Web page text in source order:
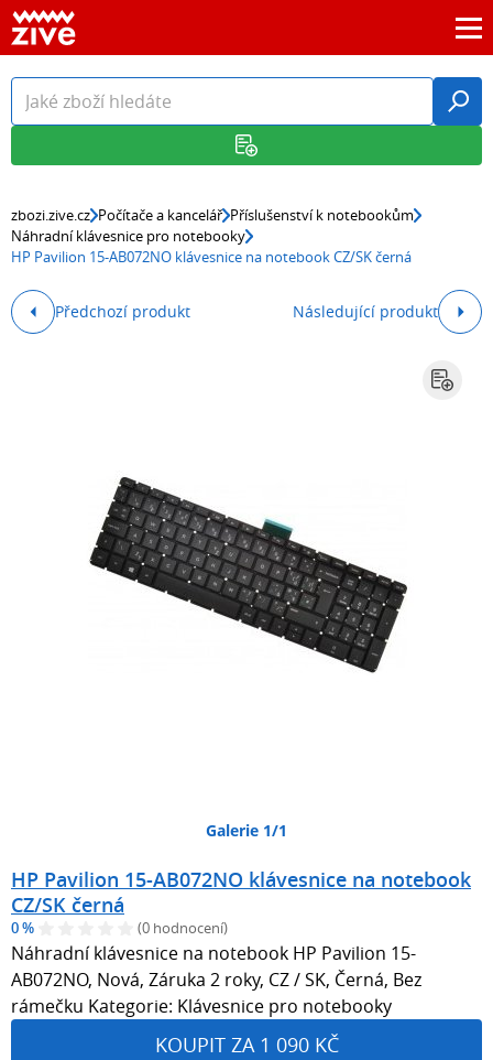
zbozi.zive.cz Počítače a kancelář Příslušenství k notebookům
Náhradní klávesnice pro notebooky
HP Pavilion 15-AB072NO klávesnice na notebook CZ/SK černá
Předchozí produkt Následující produkt
Galerie 1/1
HP Pavilion 15-AB072NO klávesnice na notebook
CZ/SK černá
0 % (0 hodnocení)
Náhradní klávesnice na notebook HP Pavilion 15-
AB072NO, Nová, Záruka 2 roky, CZ / SK, Černá, Bez
rámečku Kategorie: Klávesnice pro notebooky
KOUPIT ZA 1 090 KČ